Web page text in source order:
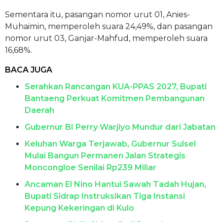
Sementara itu, pasangan nomor urut 01, Anies-
Muhaimin, memperoleh suara 24,49%, dan pasangan
nomor urut 03, Ganjar-Mahfud, memperoleh suara
16,68%.
BACA JUGA
Serahkan Rancangan KUA-PPAS 2027, Bupati
Bantaeng Perkuat Komitmen Pembangunan
Daerah
Gubernur BI Perry Warjiyo Mundur dari Jabatan
Keluhan Warga Terjawab, Gubernur Sulsel
Mulai Bangun Permanen Jalan Strategis
Moncongloe Senilai Rp239 Miliar
Ancaman El Nino Hantui Sawah Tadah Hujan,
Bupati Sidrap Instruksikan Tiga Instansi
Kepung Kekeringan di Kulo